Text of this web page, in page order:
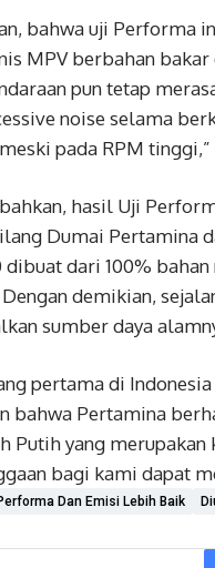
bahwa uji Performa
MPV berbahan
pun tetap
noise selama
pada RPM tinggi,”
hasil Uji
Dumai Pertamina
dibuat dari 100%
demikian,
sumber daya
pertama di
bahwa Pertamina
Putih yang
bagi kami dapat
Dan Emisi Lebih Baik